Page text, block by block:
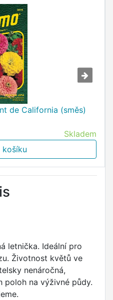
de California (směs)
Skladem
letnička. Ideální pro
Životnost květů ve
nenáročná,
poloh na výživné půdy.